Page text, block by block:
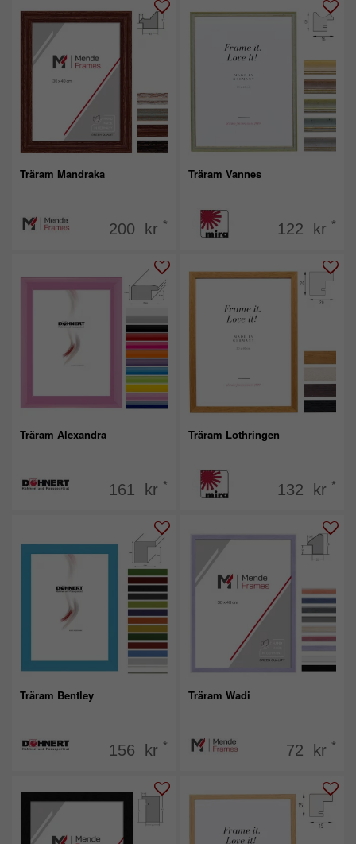
Träram Mandraka
200 kr *
Träram Vannes
122 kr *
Träram Alexandra
161 kr *
Träram Lothringen
132 kr *
Träram Bentley
156 kr *
Träram Wadi
72 kr *